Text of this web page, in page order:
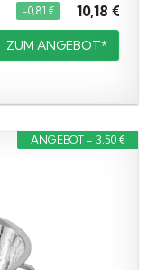
−0,81 € 10,18 €
ZUM ANGEBOT*
ANGEBOT - 3,50 €